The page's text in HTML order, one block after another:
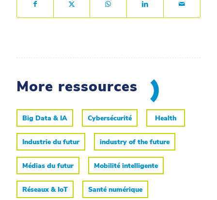
More ressources
Big Data & IA Cybersécurité Health
Industrie du futur industry of the future
Médias du futur Mobilité intelligente
Réseaux & IoT Santé numérique